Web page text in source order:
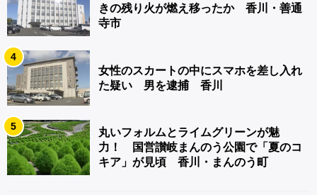
きの残り火が燃え移ったか 香川・善通
寺市
4
女性のスカートの中にスマホを差し入れ
た疑い 男を逮捕 香川
5
丸いフォルムとライムグリーンが魅
力！ 国営讃岐まんのう公園で「夏のコ
キア」が見頃 香川・まんのう町